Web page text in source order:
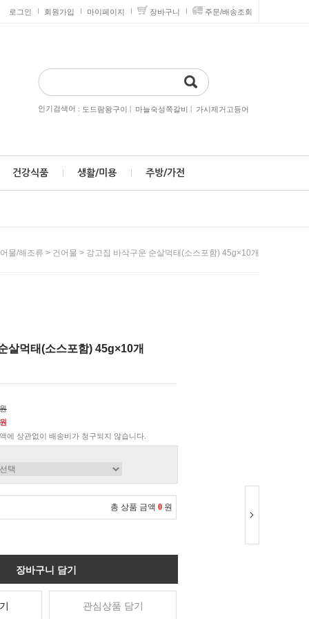
로그인 회원가입 마이페이지 장바구니 주문/배송조회
인기검색어 : 도드람왕구이 | 마늘숙성쪽갈비 | 가시제거고등어
건강식품 생활/미용 주방/가전
물/해조류 > 건어물 > 강고집 바삭구운 순살먹태(소스포함) 45g×10개
살먹태(소스포함) 45g×10개
에 상관없이 배송비가 청구되지 않습니다.
총 상품 금액 0 원
장바구니 담기
관심상품 담기